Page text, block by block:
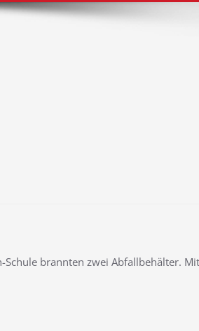
brannten zwei Abfallbehälter.